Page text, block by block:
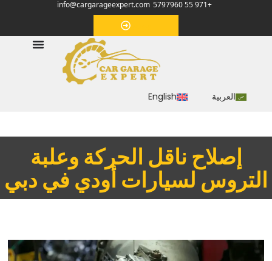
+971 55 5797960
info@cargarageexpert.com
‏موعد‏
العربية English
إصلاح ناقل الحركة وعلبة
التروس لسيارات أودي في دبي